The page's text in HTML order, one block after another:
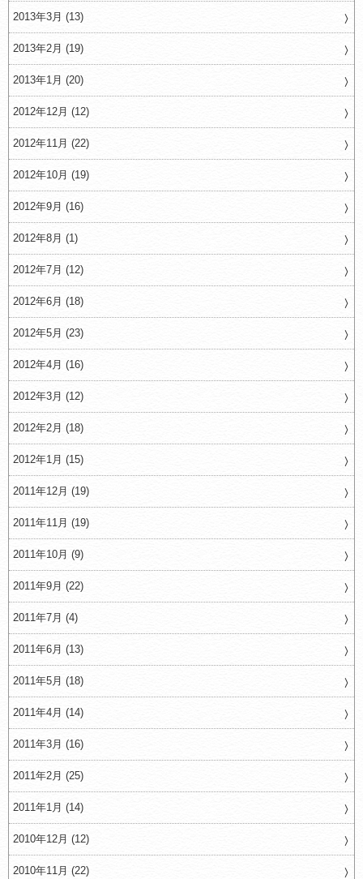
2013年3月 (13)
2013年2月 (19)
2013年1月 (20)
2012年12月 (12)
2012年11月 (22)
2012年10月 (19)
2012年9月 (16)
2012年8月 (1)
2012年7月 (12)
2012年6月 (18)
2012年5月 (23)
2012年4月 (16)
2012年3月 (12)
2012年2月 (18)
2012年1月 (15)
2011年12月 (19)
2011年11月 (19)
2011年10月 (9)
2011年9月 (22)
2011年7月 (4)
2011年6月 (13)
2011年5月 (18)
2011年4月 (14)
2011年3月 (16)
2011年2月 (25)
2011年1月 (14)
2010年12月 (12)
2010年11月 (22)